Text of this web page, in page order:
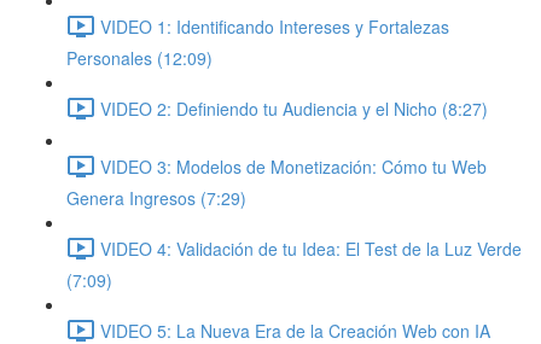
VIDEO 1: Identificando Intereses y Fortalezas
Personales (12:09)
VIDEO 2: Definiendo tu Audiencia y el Nicho (8:27)
VIDEO 3: Modelos de Monetización: Cómo tu Web
Genera Ingresos (7:29)
VIDEO 4: Validación de tu Idea: El Test de la Luz Verde
(7:09)
VIDEO 5: La Nueva Era de la Creación Web con IA